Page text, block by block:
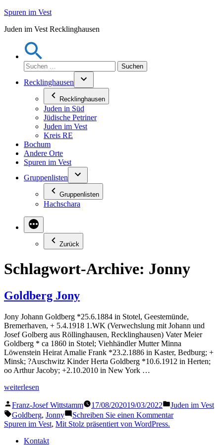
Zum
springen
Spuren im Vest
Juden im Vest Recklinghausen
Suchen
nach:
Recklinghausen
Recklinghausen
Juden in Süd
Jüdische Petriner
Juden im Vest
Kreis RE
Bochum
Andere Orte
Spuren im Vest
Gruppenlisten
Gruppenlisten
Hachschara
Zurück
Schlagwort-Archive: Jonny
Goldberg Jony
Jony Johann Goldberg *25.6.1884 in Stotel, Geestemünde,
Bremerhaven, + 5.4.1918 1.WK (Verwechslung mit Johann und
Josef Golberg aus Röllinghausen, Recklinghausen) Vater Meier
Goldberg * ca 1860 in Stotel; Viehhändler Mutter Minna
Löwenstein Heirat Amalie Frank *23.2.1886 in Kaster, Bedburg; +
Minsk; ?Auschwitz Kinder Herta Goldberg *10.6.1912 in Herten;
oo Arthur Jacoby; +2.10.2010 in New York …
„Goldberg
weiterlesen
Veröffentlicht
von
Franz-Josef Wittstamm 17/08/202019/03/2022
Veröffentlicht
in
Juden im Vest
Schlagwörter:
Goldberg, Jonny Schreiben Sie einen Kommentarzu
Spuren im Vest, Mit Stolz präsentiert von WordPress.
Kontakt